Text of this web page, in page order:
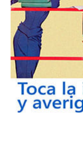
Tras registrarte
consultar el
aprender la
correo la
de nuevos bailes.
tu suscripción a